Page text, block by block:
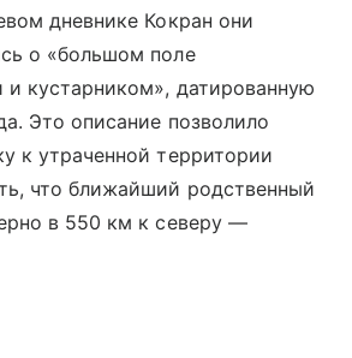
дневнике Кокран они
о «большом поле
кустарником», датированную
Это описание позволило
к утраченной территории
что ближайший родственный
в 550 км к северу —